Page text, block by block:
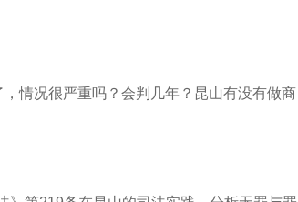
情况很严重吗？会判几年？昆山有没有做商